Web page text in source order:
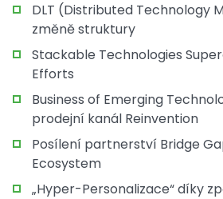
DLT (Distributed Technology
změně struktury
Stackable Technologies
Efforts
Business of Emerging
prodejní kanál Reinvention
Posílení partnerství Bridge
Ecosystem
„Hyper-Personalizace“ díky